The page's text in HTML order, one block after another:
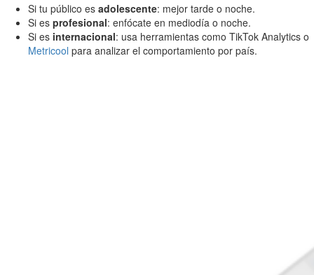
Si tu público es adolescente: mejor tarde o noche.
Si es profesional: enfócate en mediodía o noche.
Si es internacional: usa herramientas como TikTok Analytics o
Metricool para analizar el comportamiento por país.